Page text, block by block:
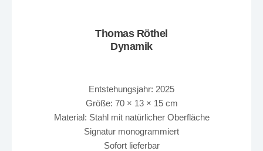
Thomas Röthel
Dynamik
Entstehungsjahr: 2025
Größe: 70 × 13 × 15 cm
Material: Stahl mit natürlicher Oberfläche
Signatur monogrammiert
Sofort lieferbar